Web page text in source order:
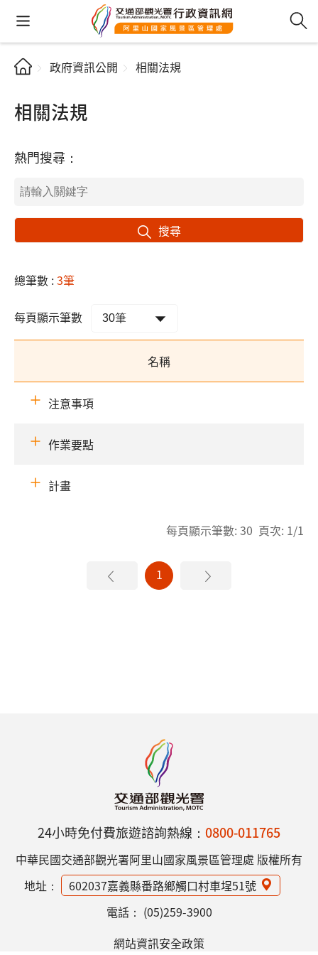
政府資訊公開 相關法規
相關法規
熱門搜尋：
搜尋
總筆數 :3筆
每頁顯示筆數
名稱
注意事項
作業要點
計畫
每頁顯示筆數: 30 頁次: 1/1
1
24小時免付費旅遊諮詢熱線： 0800-011765
中華民國交通部觀光署阿里山國家風景區管理處 版權所有
地址：
602037嘉義縣番路鄉觸口村車埕51號
電話： (05)259-3900
網站資訊安全政策